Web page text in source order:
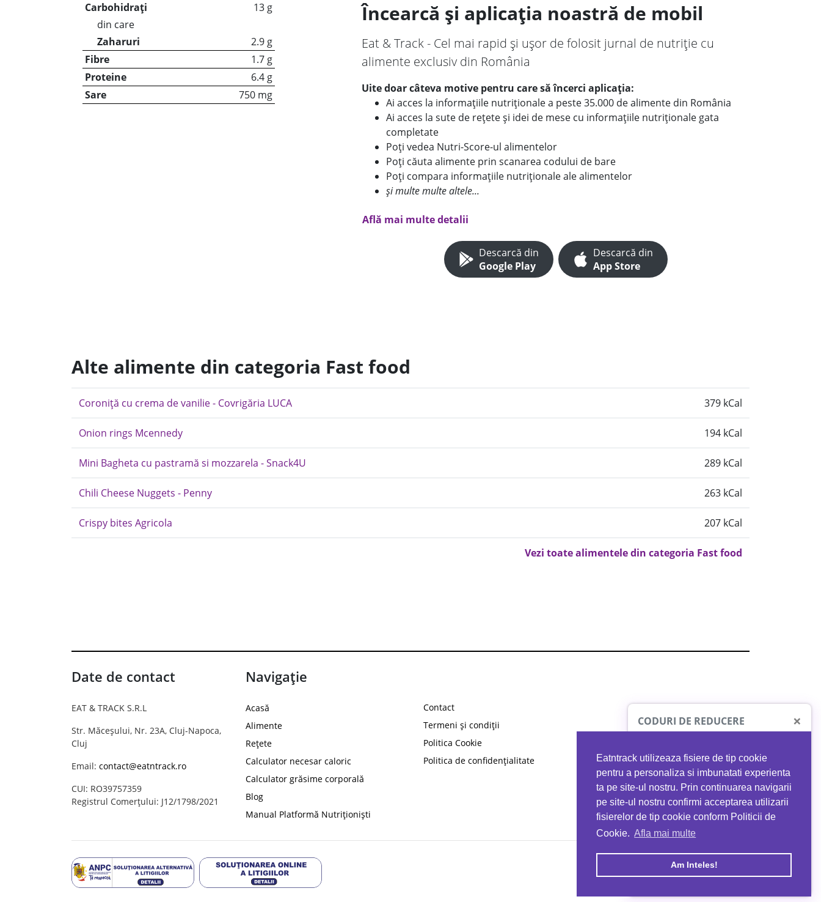
Eatntrack utilizeaza fisiere de tip cookie
pentru a personaliza si imbunatati experienta
ta pe site-ul nostru. Prin continuarea navigarii
pe site-ul nostru confirmi acceptarea utilizarii
fisierelor de tip cookie conform Politicii de
Cookie. Afla mai multe
Am Inteles!
Carbohidrați
13 g
din care
Zaharuri
2.9 g
Fibre
1.7 g
Proteine
6.4 g
Sare
750 mg
Încearcă și aplicația noastră de mobil
Eat & Track - Cel mai rapid și ușor de folosit jurnal de nutriție cu
alimente exclusiv din România
Uite doar câteva motive pentru care să încerci aplicația:
Ai acces la informațiile nutriționale a peste 35.000 de alimente din România
Ai acces la sute de rețete și idei de mese cu informațiile nutriționale gata
completate
Poți vedea Nutri-Score-ul alimentelor
Poți căuta alimente prin scanarea codului de bare
Poți compara informațiile nutriționale ale alimentelor
și multe multe altele...
Află mai multe detalii
Descarcă din
Google Play
Descarcă din
App Store
Alte alimente din categoria Fast food
Coroniță cu crema de vanilie - Covrigăria LUCA 379 kCal
Onion rings Mcennedy 194 kCal
Mini Bagheta cu pastramă si mozzarela - Snack4U 289 kCal
Chili Cheese Nuggets - Penny 263 kCal
Crispy bites Agricola 207 kCal
Vezi toate alimentele din categoria Fast food
Date de contact
EAT & TRACK S.R.L
Str. Măceșului, Nr. 23A, Cluj-Napoca,
Cluj
Email: contact@eatntrack.ro
CUI: RO39757359
Registrul Comerțului: J12/1798/2021
Navigație
Acasă
Alimente
Rețete
Calculator necesar caloric
Calculator grăsime corporală
Blog
Manual Platformă Nutriționiști
Contact
Termeni și condiții
Politica Cookie
Politica de confidențialitate
CODURI DE REDUCERE ×
PROTO41
reducere la orice comandă
EATNTRACK
MYPROTEIN
Ai40%reducere la orice comandă
folosind codul EATTRACK